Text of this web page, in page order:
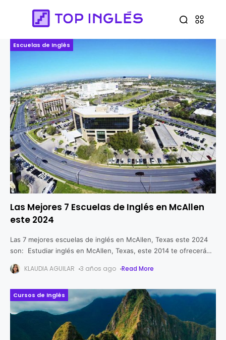
Escuelas de Inglés
Las Mejores 7 Escuelas de Inglés en McAllen
este 2024
Las 7 mejores escuelas de inglés en McAllen, Texas este 2024
son: Estudiar inglés en McAllen, Texas, este 2014 te ofrecerá
ofreceKLAUDIA AGUILAR 3 años ago Read More
Cursos de Inglés